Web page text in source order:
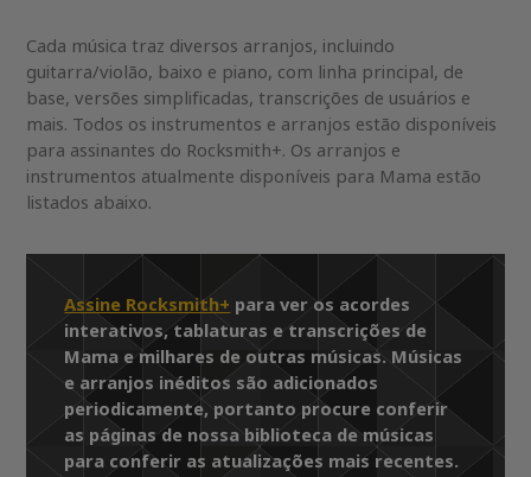
Cada música traz diversos arranjos, incluindo
guitarra/violão, baixo e piano, com linha principal, de
base, versões simplificadas, transcrições de usuários e
mais. Todos os instrumentos e arranjos estão disponíveis
para assinantes do Rocksmith+. Os arranjos e
instrumentos atualmente disponíveis para Mama estão
listados abaixo.
Assine Rocksmith+ para ver os acordes
interativos, tablaturas e transcrições de
Mama e milhares de outras músicas. Músicas
e arranjos inéditos são adicionados
periodicamente, portanto procure conferir
as páginas de nossa biblioteca de músicas
para conferir as atualizações mais recentes.